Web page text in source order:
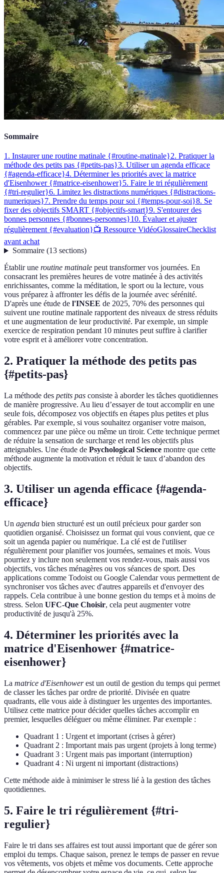
Sommaire
1. Instaurer une routine matinale {#routine-matinale}2. Pratiquer la
méthode des petits pas {#petits-pas}3. Utiliser un agenda efficace
{#agenda-efficace}4. Déterminer les priorités avec la matrice
d'Eisenhower {#matrice-eisenhower}5. Faire le tri régulièrement
{#tri-regulier}6. Limitez les distractions numériques {#distractions-
numeriques}7. Prendre du temps pour soi {#temps-pour-soi}8. Se
fixer des objectifs SMART {#objectifs-smart}9. S'entourer des
bonnes personnes {#bonnes-personnes}10. Évaluer et ajuster
régulièrement {#evaluation}📺 Ressource VidéoGlossaireChecklist
avant achat
Sommaire(13 sections)
Établir une routine matinale peut transformer vos journées. En
consacrant les premières heures de votre matinée à des activités
enrichissantes, comme la méditation, le sport ou la lecture, vous
vous préparez à affronter les défis de la journée avec sérénité.
D'après une étude de l'INSEE de 2025, 70% des personnes qui
suivent une routine matinale rapportent des niveaux de stress réduits
et une augmentation de leur productivité. Par exemple, un simple
exercice de respiration pendant 10 minutes peut suffire à clarifier
votre esprit et à améliorer votre concentration.
2. Pratiquer la méthode des petits pas
{#petits-pas}
La méthode des petits pas consiste à aborder les tâches quotidiennes
de manière progressive. Au lieu d’essayer de tout accomplir en une
seule fois, décomposez vos objectifs en étapes plus petites et plus
gérables. Par exemple, si vous souhaitez organiser votre maison,
commencez par une pièce ou même un tiroir. Cette technique permet
de réduire la sensation de surcharge et rend les objectifs plus
atteignables. Une étude de Psychological Science montre que cette
méthode augmente la motivation et réduit le taux d’abandon des
objectifs.
3. Utiliser un agenda efficace {#agenda-
efficace}
Un agenda bien structuré est un outil précieux pour garder son
quotidien organisé. Choisissez un format qui vous convient, que ce
soit un agenda papier ou numérique. La clé est de l'utiliser
régulièrement pour planifier vos journées, semaines et mois. Vous
pourriez y inclure non seulement vos rendez-vous, mais aussi vos
objectifs, vos tâches ménagères ou vos séances de sport. Des
applications comme Todoist ou Google Calendar vous permettent de
synchroniser vos tâches avec d'autres appareils et d'envoyer des
rappels. Cela contribue à une bonne gestion du temps et à moins de
stress. Selon UFC-Que Choisir, cela peut augmenter votre
productivité de jusqu'à 25%.
4. Déterminer les priorités avec la
matrice d'Eisenhower {#matrice-
eisenhower}
La matrice d'Eisenhowerest un outil de gestion du temps qui permet
de classer les tâches par ordre de priorité. Divisée en quatre
quadrants, elle vous aide à distinguer les urgentes des importantes.
Utilisez cette matrice pour décider quelles tâches accomplir en
premier, lesquelles déléguer ou même éliminer. Par exemple :
Quadrant 1 : Urgent et important (crises à gérer)
Quadrant 2 : Important mais pas urgent (projets à long terme)
Quadrant 3 : Urgent mais pas important (interruption)
Quadrant 4 : Ni urgent ni important (distractions)
Cette méthode aide à minimiser le stress lié à la gestion des tâches
quotidiennes.
5. Faire le tri régulièrement {#tri-
regulier}
Faire le tri dans ses affaires est tout aussi important que de gérer son
emploi du temps. Chaque saison, prenez le temps de passer en revue
vos vêtements, vos objets et même vos documents. Cette approche